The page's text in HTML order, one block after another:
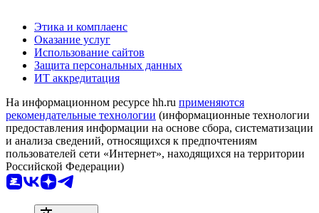
Этика и комплаенс
Оказание услуг
Использование сайтов
Защита персональных данных
ИТ аккредитация
На информационном ресурсе hh.ru применяются
рекомендательные технологии (информационные технологии
предоставления информации на основе сбора, систематизации
и анализа сведений, относящихся к предпочтениям
пользователей сети «Интернет», находящихся на территории
Российской Федерации)